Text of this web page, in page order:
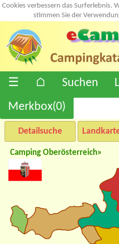
Cookies verbessern das Surferlebnis.
stimmen Sie der
☰ ⌂ Suchen
Merkbox(0)
Detailsuche
Camping Oberösterreich»